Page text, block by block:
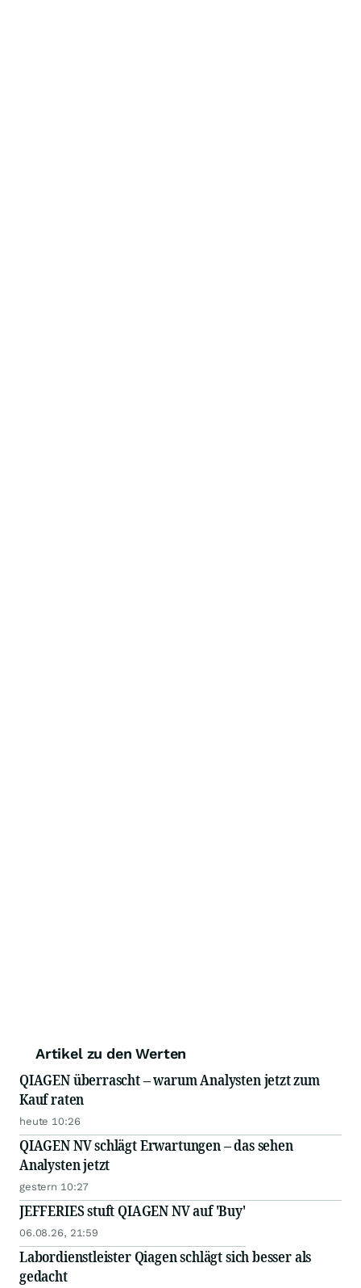
Artikel zu den Werten
QIAGEN überrascht – warum Analysten jetzt zum
Kauf raten
heute 10:26
QIAGEN NV schlägt Erwartungen – das sehen
Analysten jetzt
gestern 10:27
JEFFERIES stuft QIAGEN NV auf 'Buy'
06.08.26, 21:59
Labordienstleister Qiagen schlägt sich besser als
gedacht